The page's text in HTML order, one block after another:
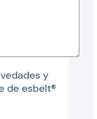
y
de esbelt®